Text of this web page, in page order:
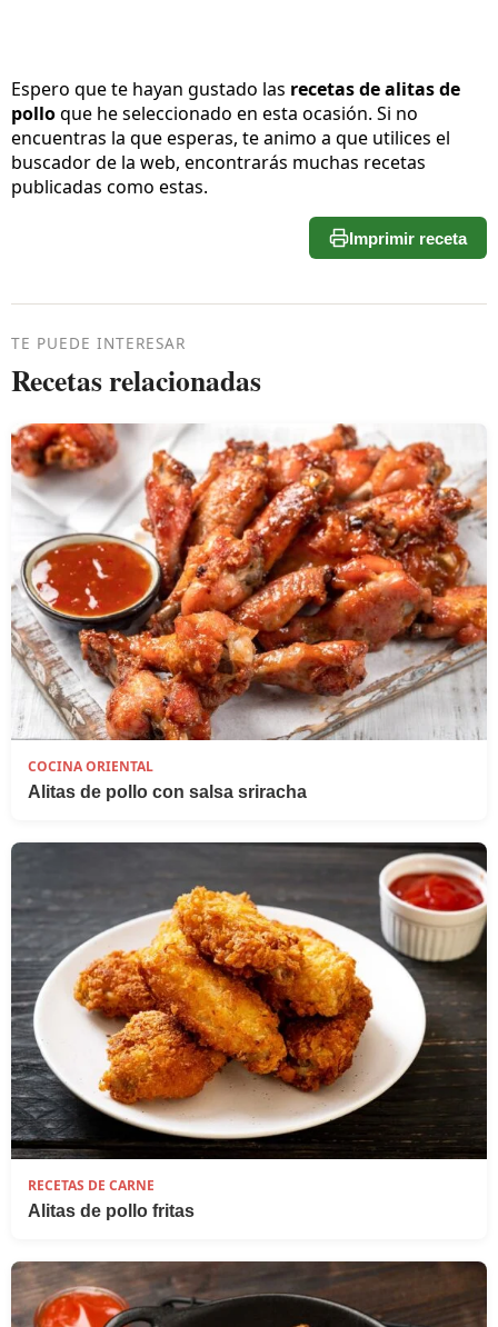
Espero que te hayan gustado las recetas de alitas de
polloque he seleccionado en esta ocasión. Si no
encuentras la que esperas, te animo a que utilices el
buscador de la web, encontrarás muchas recetas
publicadas como estas.
Imprimir receta
TE PUEDE INTERESAR
Recetas relacionadas
COCINA ORIENTAL
Alitas de pollo con salsa sriracha
RECETAS DE CARNE
Alitas de pollo fritas